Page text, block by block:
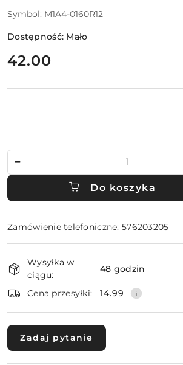
Symbol: M1A4-0160R12
Dostępność: Mało
cena:
42.00
Do koszyka
Zamówienie telefoniczne: 576203205
i
dostawa
Wysyłka w
ciągu:
48 godzin
Cena przesyłki: 14.99
Zadaj pytanie